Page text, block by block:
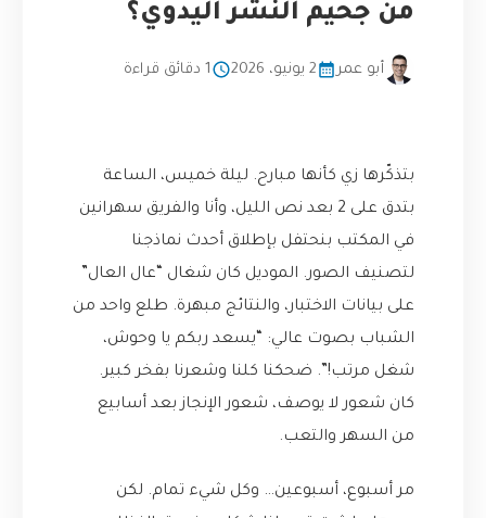
من جحيم النشر اليدوي؟
أبو عمر 2 يونيو، 2026 1 دقائق قراءة
بتذكّرها زي كأنها مبارح. ليلة خميس، الساعة
بتدق على 2 بعد نص الليل، وأنا والفريق سهرانين
في المكتب بنحتفل بإطلاق أحدث نماذجنا
لتصنيف الصور. الموديل كان شغال “عال العال”
على بيانات الاختبار، والنتائج مبهرة. طلع واحد من
الشباب بصوت عالي: “يسعد ربكم يا وحوش،
شغل مرتب!”. ضحكنا كلنا وشعرنا بفخر كبير.
كان شعور لا يوصف، شعور الإنجاز بعد أسابيع
من السهر والتعب.
مر أسبوع، أسبوعين… وكل شيء تمام. لكن